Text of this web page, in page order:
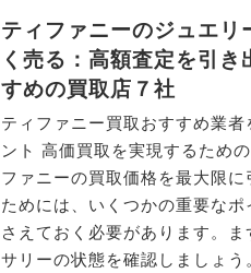
ティファニーのジュエリ
く売る：高額査定を引き
すめの買取店７社
ティファニー買取おすすめ業者
ント 高価買取を実現するため
ファニーの買取価格を最大限に
ためには、いくつかの重要なポ
さえておく必要があります。ま
サリーの状態を確認しましょう